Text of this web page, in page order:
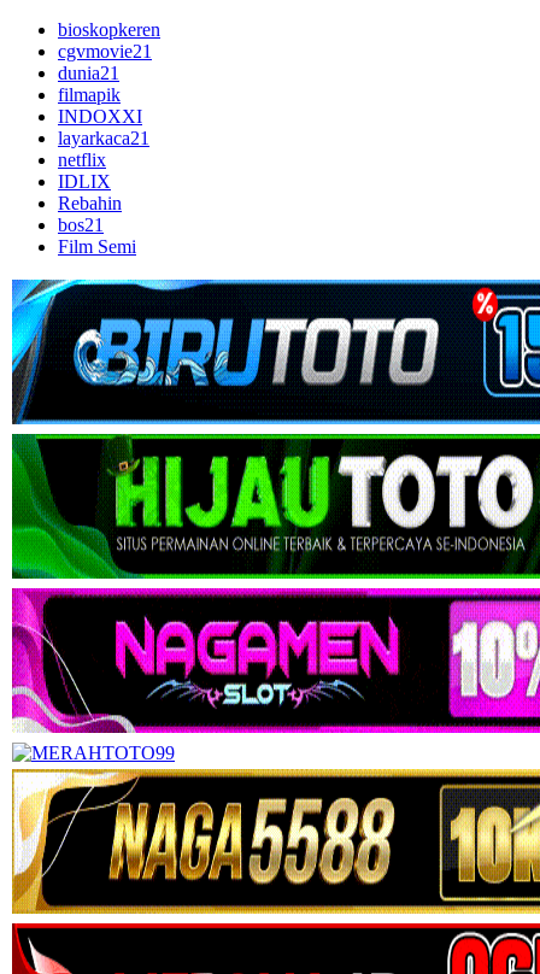
bioskopkeren
cgvmovie21
dunia21
filmapik
INDOXXI
layarkaca21
netflix
IDLIX
Rebahin
bos21
Film Semi